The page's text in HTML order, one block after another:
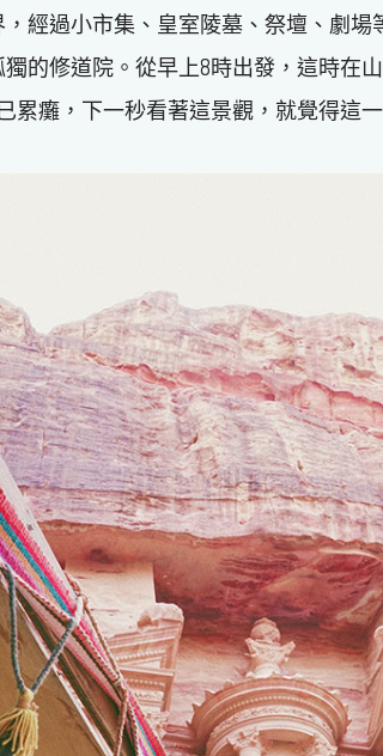
經過小市集、皇室陵墓、祭壇、劇
的修道院。從早上8時出發，這時在
累癱，下一秒看著這景觀，就覺得這